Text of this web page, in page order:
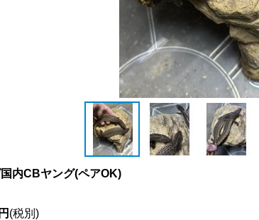
内CBヤング(ペアOK)
(税別)